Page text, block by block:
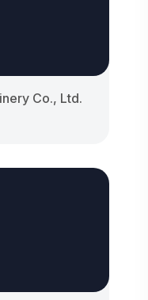
Co., Ltd.